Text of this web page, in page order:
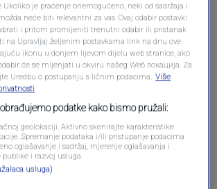
Oglas
Ukoliko je praćenje onemogućeno, neki od sadržaja i
neće biti relevantni za vas. Ovaj odabir postavki
i pritom promijeniti trenutni odabir ili pristanak
na Upravljaj željenim postavkama link na dnu ove
ikonu u donjem lijevom dijelu web stranice, ako
će se mijenjati u okviru našeg Wеб локација. Za
Uredbu o postupanju s ličnim podacima. Više
podatke kako bismo pružali:
geolokaciji. Aktivno skenirajte karakteristike
Spremanje podataka i/ili pristupanje podacima
oglašavanje i sadržaj, mjerenje oglašavanja i
publike i razvoj usluga.
usluga)